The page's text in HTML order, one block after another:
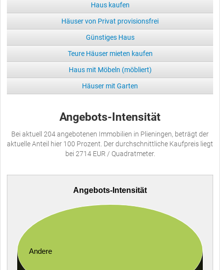
Haus kaufen
Häuser von Privat provisionsfrei
Günstiges Haus
Teure Häuser mieten kaufen
Haus mit Möbeln (möbliert)
Häuser mit Garten
Angebots-Intensität
Bei aktuell 204 angebotenen Immobilien in Plieningen, beträgt der
aktuelle Anteil hier 100 Prozent. Der durchschnittliche Kaufpreis liegt
bei 2714 EUR / Quadratmeter.
Angebots-Intensität
Andere